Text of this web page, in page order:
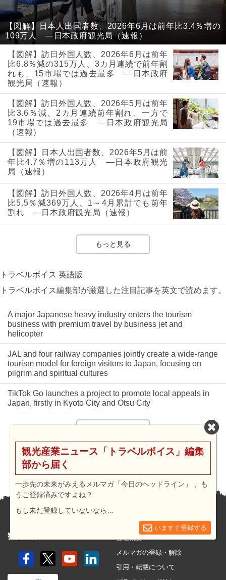
【図解】日本人出国者数、2026年6月は前年比3.4％増の
109万人 ―日本政府観光局（速報）
【図解】訪日外国人数、2026年6月は前年
比6.8％減の315万人、3カ月連続で前年割
れも、15市場では過去最多 ―日本政府
観光局（速報）
【図解】訪日外国人数、2026年5月は前年
比3.6％減、2カ月連続前年割れ、一方で
19市場では過去最多 ―日本政府観光局
（速報）
【図解】日本人出国者数、2026年5月は前
年比4.7％増の113万人 ―日本政府観光
局（速報）
【図解】訪日外国人数、2026年4月は前年
比5.5％減369万人、1～4月累計でも前年
割れ ―日本政府観光局（速報）
もっと見る
トラベルボイス 英語版
トラベルボイス編集部が厳選した注目記事を英文で読めます。
A major Japanese heavy industry enters the tourism
business with premium travel by business jet and
helicopter
JAL and four railway companies jointly create a wide-range
tourism model for foreign visitors to Japan, focusing on
pilgrim and spiritual cultures
TikTok Go launches a project to promote local appeals in
Japan, firstly in Kyoto City and Otsu City
観光産業ニュース
トラベルボイスについて
メルマガの登録・解除
引用・転載について
観光産業ニュース「トラベルボイス」編集
部から届く
一歩先の未来がみえるメルマガ「今日のヘッドライン」 、も
うご登録済みですよね？
もし未だ登録していないなら…
いますぐ登録する